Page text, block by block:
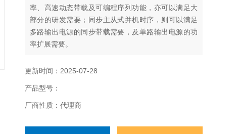
率、高速动态带载及可编程序列功能，亦可以满足大
部分的研发需要；同步主从式并机时序，则可以满足
多路输出电源的同步带载需要，及单路输出电源的功
率扩展需要。
更新时间：2025-07-28
产品型号：
厂商性质：代理商